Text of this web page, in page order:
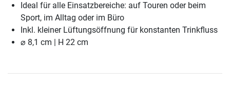
Ideal für alle Einsatzbereiche: auf Touren oder beim
Sport, im Alltag oder im Büro
Inkl. kleiner Lüftungsöffnung für konstanten Trinkfluss
⌀ 8,1 cm | H 22 cm